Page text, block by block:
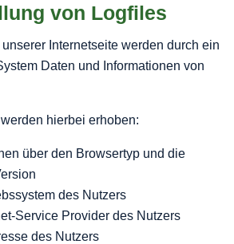
von Logfiles
Internetseite werden durch ein
Daten und Informationen von
hierbei erhoben:
über den Browsertyp und die
des Nutzers
Service Provider des Nutzers
des Nutzers